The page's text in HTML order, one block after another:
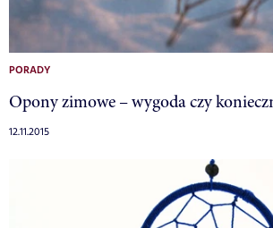
PORADY
Opony zimowe – wygoda czy
12.11.2015